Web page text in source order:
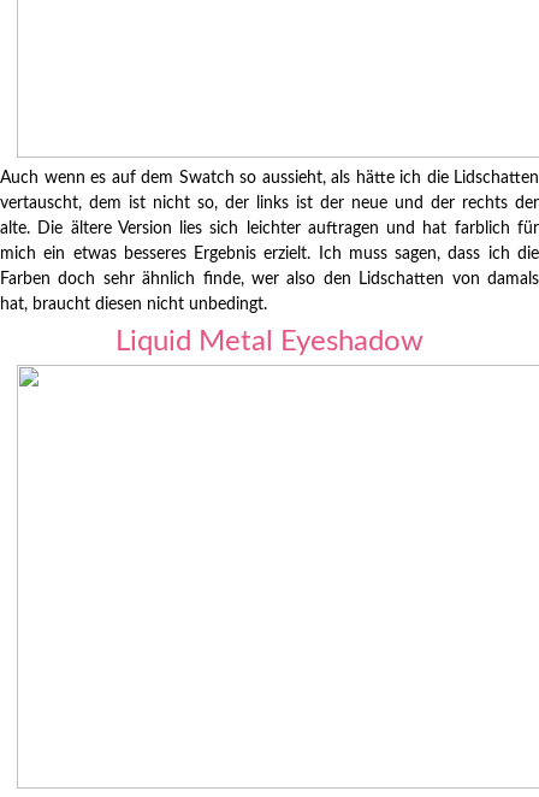
Auch wenn es auf dem Swatch so aussieht, als hätte ich die Lidschatten
vertauscht, dem ist nicht so, der links ist der neue und der rechts der
alte. Die ältere Version lies sich leichter auftragen und hat farblich für
mich ein etwas besseres Ergebnis erzielt. Ich muss sagen, dass ich die
Farben doch sehr ähnlich finde, wer also den Lidschatten von damals
hat, braucht diesen nicht unbedingt.
Liquid Metal Eyeshadow